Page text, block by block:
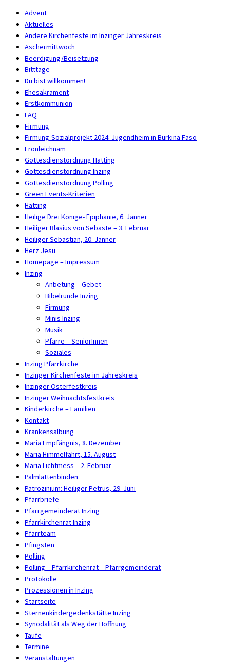
Advent
Aktuelles
Andere Kirchenfeste im Inzinger Jahreskreis
Aschermittwoch
Beerdigung/Beisetzung
Bitttage
Du bist willkommen!
Ehesakrament
Erstkommunion
FAQ
Firmung
Firmung-Sozialprojekt 2024: Jugendheim in Burkina Faso
Fronleichnam
Gottesdienstordnung Hatting
Gottesdienstordnung Inzing
Gottesdienstordnung Polling
Green Events-Kriterien
Hatting
Heilige Drei Könige- Epiphanie, 6. Jänner
Heiliger Blasius von Sebaste – 3. Februar
Heiliger Sebastian, 20. Jänner
Herz Jesu
Homepage – Impressum
Inzing
Anbetung – Gebet
Bibelrunde Inzing
Firmung
Minis Inzing
Musik
Pfarre – SeniorInnen
Soziales
Inzing Pfarrkirche
Inzinger Kirchenfeste im Jahreskreis
Inzinger Osterfestkreis
Inzinger Weihnachtsfestkreis
Kinderkirche – Familien
Kontakt
Krankensalbung
Maria Empfängnis, 8. Dezember
Maria Himmelfahrt, 15. August
Mariä Lichtmess – 2. Februar
Palmlattenbinden
Patrozinium: Heiliger Petrus, 29. Juni
Pfarrbriefe
Pfarrgemeinderat Inzing
Pfarrkirchenrat Inzing
Pfarrteam
Pfingsten
Polling
Polling – Pfarrkirchenrat – Pfarrgemeinderat
Protokolle
Prozessionen in Inzing
Startseite
Sternenkindergedenkstätte Inzing
Synodalität als Weg der Hoffnung
Taufe
Termine
Veranstaltungen